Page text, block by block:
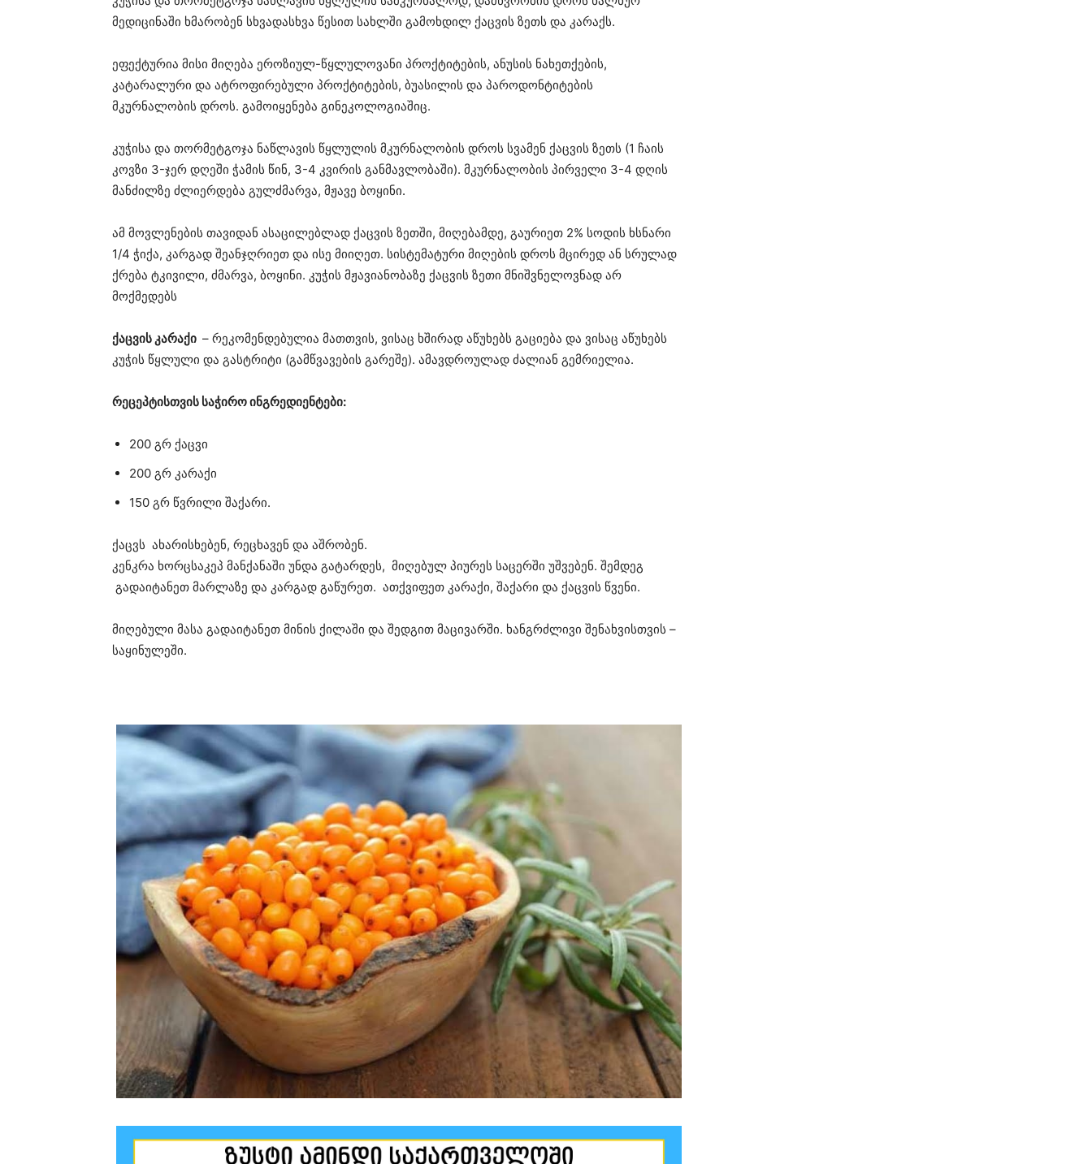
მედიცინაში ხმარობენ სხვადასხვა წესით სახლში გამოხდილ ქაცვის ზეთს და კარაქს.
ეფექტურია მისი მიღება ეროზიულ-წყლულოვანი პროქტიტების, ანუსის ნახეთქების,
კატარალური და ატროფირებული პროქტიტების, ბუასილის და პაროდონტიტების
მკურნალობის დროს. გამოიყენება გინეკოლოგიაშიც.
კუჭისა და თორმეტგოჯა ნაწლავის წყლულის მკურნალობის დროს სვამენ ქაცვის ზეთს (1 ჩაის
კოვზი 3-ჯერ დღეში ჭამის წინ, 3-4 კვირის განმავლობაში). მკურნალობის პირველი 3-4 დღის
მანძილზე ძლიერდება გულძმარვა, მჟავე ბოყინი.
ამ მოვლენების თავიდან ასაცილებლად ქაცვის ზეთში, მიღებამდე, გაურიეთ 2% სოდის ხსნარი
1/4 ჭიქა, კარგად შეანჯღრიეთ და ისე მიიღეთ. სისტემატური მიღების დროს მცირედ ან სრულად
ქრება ტკივილი, ძმარვა, ბოყინი. კუჭის მჟავიანობაზე ქაცვის ზეთი მნიშვნელოვნად არ
მოქმედებს
ქაცვის კარაქი – რეკომენდებულია მათთვის, ვისაც ხშირად აწუხებს გაციება და ვისაც აწუხებს
კუჭის წყლული და გასტრიტი (გამწვავების გარეშე). ამავდროულად ძალიან გემრიელია.
რეცეპტისთვის საჭირო ინგრედიენტები:
200 გრ ქაცვი
200 გრ კარაქი
150 გრ წვრილი შაქარი.
ქაცვს ახარისხებენ, რეცხავენ და აშრობენ.
კენკრა ხორცსაკეპ მანქანაში უნდა გატარდეს, მიღებულ პიურეს საცერში უშვებენ. შემდეგ
გადაიტანეთ მარლაზე და კარგად გაწურეთ. ათქვიფეთ კარაქი, შაქარი და ქაცვის წვენი.
მიღებული მასა გადაიტანეთ მინის ქილაში და შედგით მაცივარში. ხანგრძლივი შენახვისთვის –
საყინულეში.